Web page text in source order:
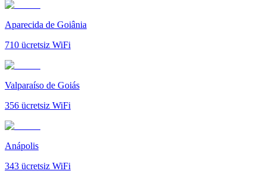
Aparecida de Goiânia
710 ücretsiz WiFi
Valparaíso de Goiás
356 ücretsiz WiFi
Anápolis
343 ücretsiz WiFi